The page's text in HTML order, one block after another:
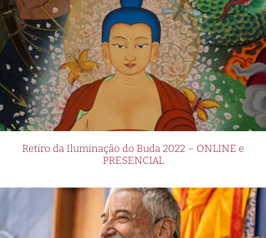
Retiro da Iluminação do Buda 2022 – ONLINE e
PRESENCIAL